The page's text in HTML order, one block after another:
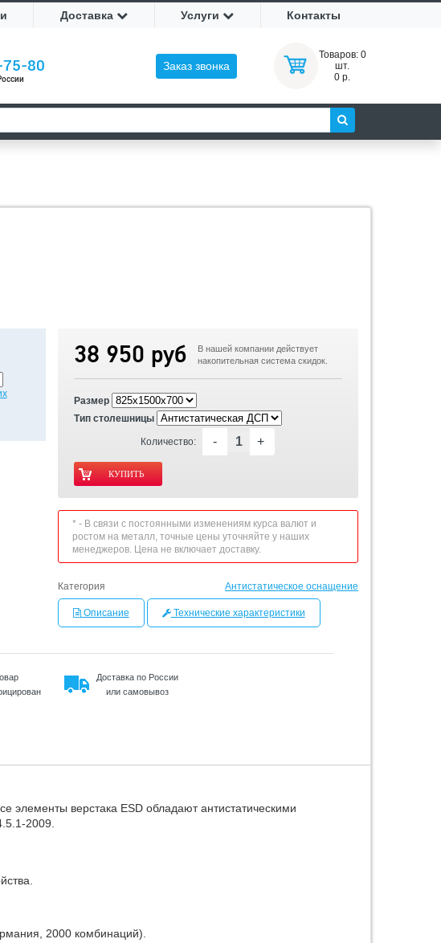
Доставка Услуги Контакты
80 Заказ звонка
Товаров: 0
шт.
0 р.
38 950 руб
В нашей компании действует
накопительная система скидок.
Размер
Тип столешницы
Количество: - +
* - В связи с постоянными изменениям курса валют и
ростом на металл, точные цены уточняйте у наших
менеджеров. Цена не включает доставку.
Категория Антистатическое оснащение
Описание Технические характеристики
Доставка по России
или самовывоз
элементы верстака ESD обладают антистатическими
2009.
2000 комбинаций).